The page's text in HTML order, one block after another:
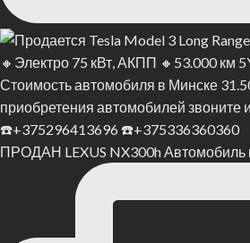
ПРОДАН LEXUS NX300h Автомобиль